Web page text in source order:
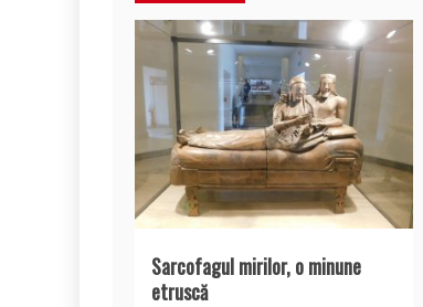
Sarcofagul mirilor, o minune
etruscă